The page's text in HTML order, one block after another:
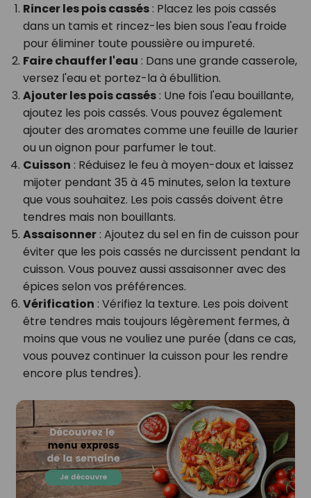
Rincer les pois cassés: Placez les pois cassés
dans un tamis et rincez-les bien sous l'eau froide
pour éliminer toute poussière ou impureté.
Faire chauffer l'eau : Dans une grande casserole,
versez l'eau et portez-la à ébullition.
Ajouter les pois cassés: Une fois l'eau bouillante,
ajoutez les pois cassés. Vous pouvez également
ajouter des aromates comme une feuille de laurier
ou un oignon pour parfumer le tout.
Cuisson : Réduisez le feu à moyen-doux et laissez
mijoter pendant 35 à 45 minutes, selon la texture
que vous souhaitez. Les pois cassés doivent être
tendres mais non bouillants.
Assaisonner: Ajoutez du sel en fin de cuisson pour
éviter que les pois cassés ne durcissent pendant la
cuisson. Vous pouvez aussi assaisonner avec des
épices selon vos préférences.
Vérification : Vérifiez la texture. Les pois doivent
être tendres mais toujours légèrement fermes, à
moins que vous ne vouliez une purée (dans ce cas,
vous pouvez continuer la cuisson pour les rendre
encore plus tendres).